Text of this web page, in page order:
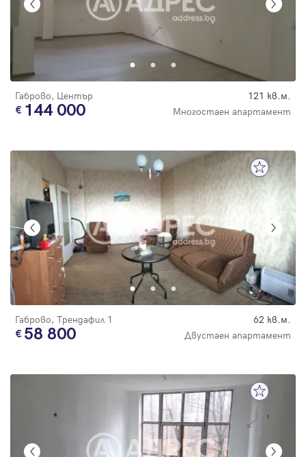
Габрово, Център 121 кв.м.
144 000 Многостаен апартамент
Габрово, Трендафил 1 62 кв.м.
58 800 Двустаен апартамент